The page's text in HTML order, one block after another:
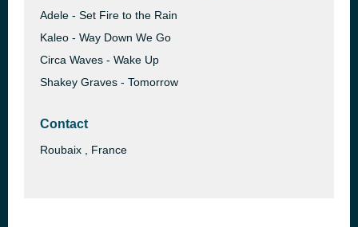
Adele - Set Fire to the Rain
Kaleo - Way Down We Go
Circa Waves - Wake Up
Shakey Graves - Tomorrow
Contact
Roubaix , France